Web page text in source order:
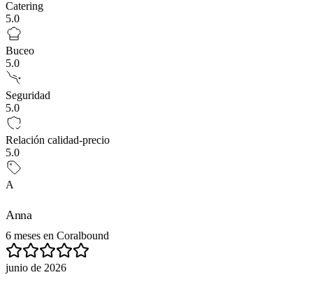
Catering
5.0
Buceo
5.0
Seguridad
5.0
Relación calidad-precio
5.0
A
Anna
6 meses en Coralbound
junio de 2026